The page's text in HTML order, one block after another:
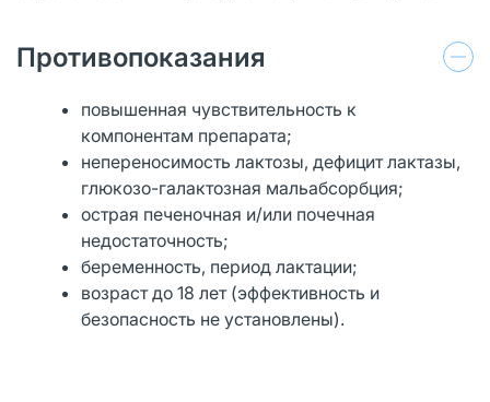
Противопоказания
повышенная чувствительность к
компонентам препарата;
непереносимость лактозы, дефицит лактазы,
глюкозо-галактозная мальабсорбция;
острая печеночная и/или почечная
недостаточность;
беременность, период лактации;
возраст до 18 лет (эффективность и
безопасность не установлены).